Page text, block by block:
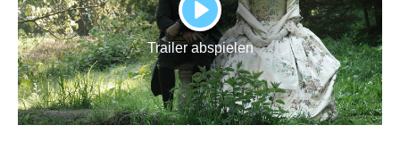
Gutscheine
& Filmpässe
Account
Suche
PLAY
Trailer abspielen